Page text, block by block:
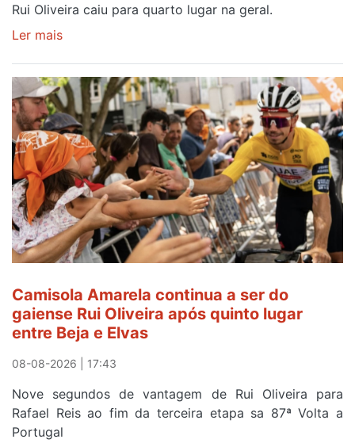
Rui Oliveira caiu para quarto lugar na geral.
Ler mais
perde
Camisola
Amarela,
mas
ganha
prémio
combatividade
na
Serra
da
Camisola Amarela continua a ser do
gaiense Rui Oliveira após quinto lugar
entre Beja e Elvas
08-08-2026 | 17:43
Nove segundos de vantagem de Rui Oliveira para
Rafael Reis ao fim da terceira etapa sa 87ª Volta a
Portugal